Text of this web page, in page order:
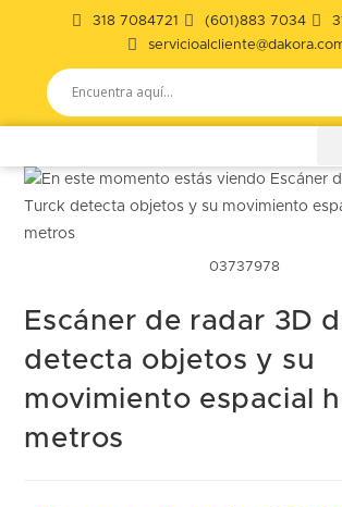
318 7084721 (601)883 7034
03737978
Escáner de radar 3D
detecta objetos y su
movimiento espacial
metros